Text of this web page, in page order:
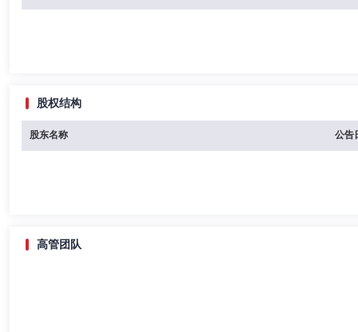
股权结构
股东名称 公告
高管团队